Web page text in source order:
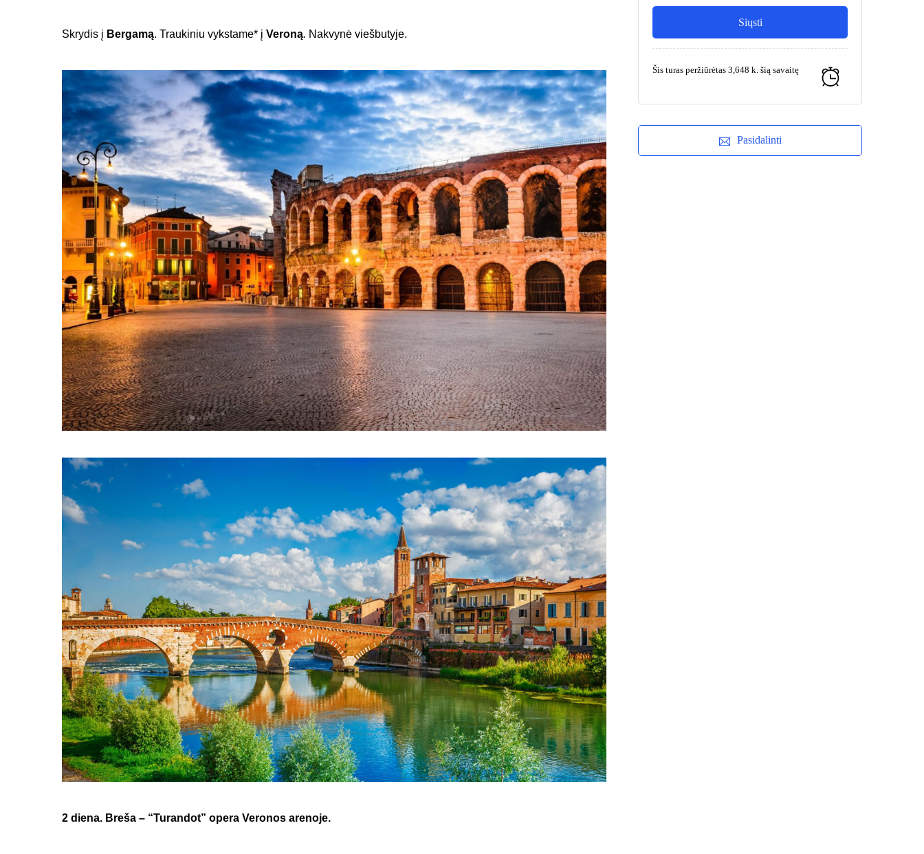
Šis turas peržiūrėtas 3,648 k. šią savaitę
Pasidalinti
Skrydis į Bergamą. Traukiniu vykstame* į Veroną. Nakvynė viešbutyje.
2 diena. Breša – “Turandot” opera Veronos arenoje.